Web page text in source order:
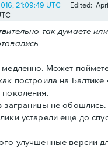
21:09:49 UTC
Edited:
так думаете
Может
построила на Балтике
поколения.
заграницы не обошлись.
устарели еще до
улучшенные версии